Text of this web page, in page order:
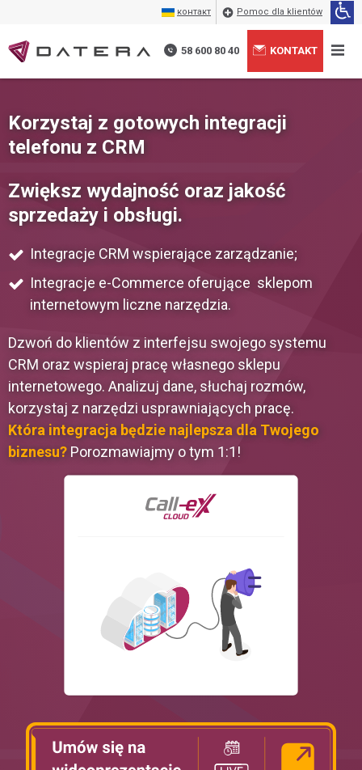
контакт Pomoc dla klientów
58 600 80 40 KONTAKT
Wyrażam zgodę na przetwarzanie moich danych
osobowych przez Aiton Caldwell SA.
Korzystaj z gotowych integracji
telefonu z CRM
Zwiększ wydajność oraz jakość
sprzedaży i obsługi.
Integracje CRM wspierające zarządzanie;
Integracje e-Commerce oferujące sklepom
internetowym liczne narzędzia.
Dzwoń do klientów z interfejsu swojego systemu
CRM oraz wspieraj pracę własnego sklepu
internetowego. Analizuj dane, słuchaj rozmów,
korzystaj z narzędzi usprawniających pracę.
Która integracja będzie najlepsza dla Twojego
biznesu? Porozmawiajmy o tym 1:1!